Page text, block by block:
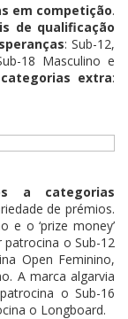
em competição.
de qualificação
: Sub-12,
18 Masculino e
extra:
a categorias
de prémios.
e o ‘prize money’
patrocina o Sub-12
Open Feminino,
A marca algarvia
o Sub-16
o Longboard.